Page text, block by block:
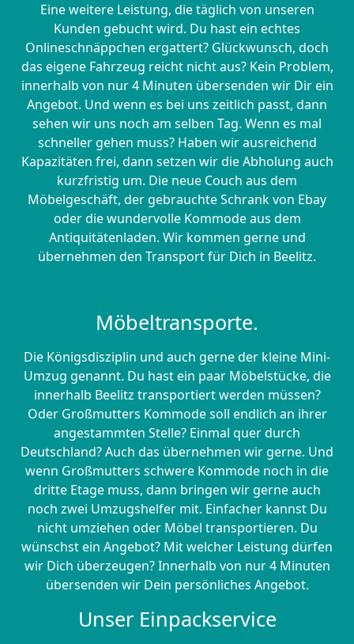
Eine weitere Leistung, die täglich von unseren
Kunden gebucht wird. Du hast ein echtes
Onlineschnäppchen ergattert? Glückwunsch, doch
das eigene Fahrzeug reicht nicht aus? Kein Problem,
innerhalb von nur 4 Minuten übersenden wir Dir ein
Angebot. Und wenn es bei uns zeitlich passt, dann
sehen wir uns noch am selben Tag. Wenn es mal
schneller gehen muss? Haben wir ausreichend
Kapazitäten frei, dann setzen wir die Abholung auch
kurzfristig um. Die neue Couch aus dem
Möbelgeschäft, der gebrauchte Schrank von Ebay
oder die wundervolle Kommode aus dem
Antiquitätenladen. Wir kommen gerne und
übernehmen den Transport für Dich in Beelitz.
Möbeltransporte.
Die Königsdisziplin und auch gerne der kleine Mini-
Umzug genannt. Du hast ein paar Möbelstücke, die
innerhalb Beelitz transportiert werden müssen?
Oder Großmutters Kommode soll endlich an ihrer
angestammten Stelle? Einmal quer durch
Deutschland? Auch das übernehmen wir gerne. Und
wenn Großmutters schwere Kommode noch in die
dritte Etage muss, dann bringen wir gerne auch
noch zwei Umzugshelfer mit. Einfacher kannst Du
nicht umziehen oder Möbel transportieren. Du
wünschst ein Angebot? Mit welcher Leistung dürfen
wir Dich überzeugen? Innerhalb von nur 4 Minuten
übersenden wir Dein persönliches Angebot.
Unser Einpackservice